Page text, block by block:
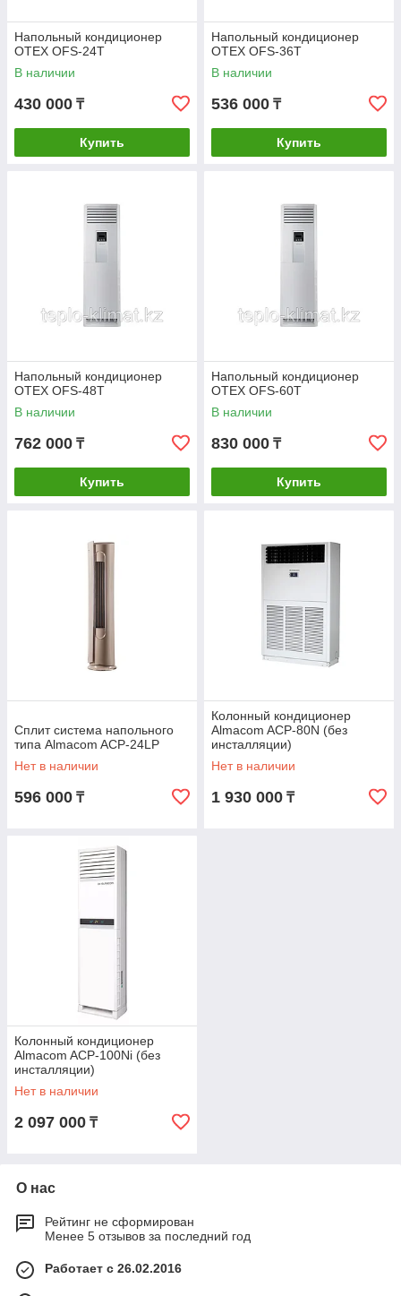
Напольный кондиционер
OTEX OFS-24T
В наличии
430 000 ₸
Купить
Напольный кондиционер
OTEX OFS-36T
В наличии
536 000 ₸
Купить
Напольный кондиционер
OTEX OFS-48T
В наличии
762 000 ₸
Купить
Напольный кондиционер
OTEX OFS-60T
В наличии
830 000 ₸
Купить
Сплит система напольного
типа Almacom ACP-24LP
Нет в наличии
596 000 ₸
Колонный кондиционер
Almacom ACP-80N (без
инсталляции)
Нет в наличии
1 930 000 ₸
Колонный кондиционер
Almacom ACP-100Ni (без
инсталляции)
Нет в наличии
2 097 000 ₸
О нас
Рейтинг не сформирован
Менее 5 отзывов за последний год
Работает с 26.02.2016